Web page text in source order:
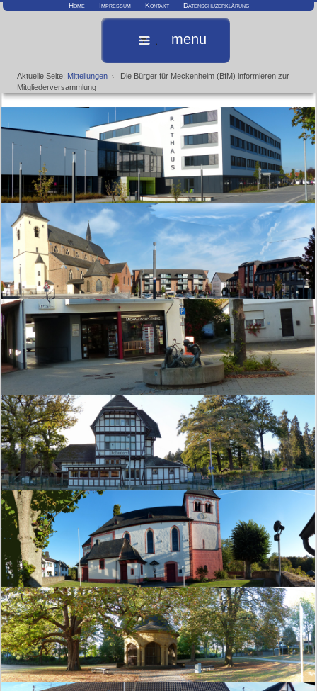
Home Impressum Kontakt Datenschuzerklärung
menu
Aktuelle Seite: Mitteilungen
Die Bürger für Meckenheim (BfM) informieren zur
Mitgliederversammlung